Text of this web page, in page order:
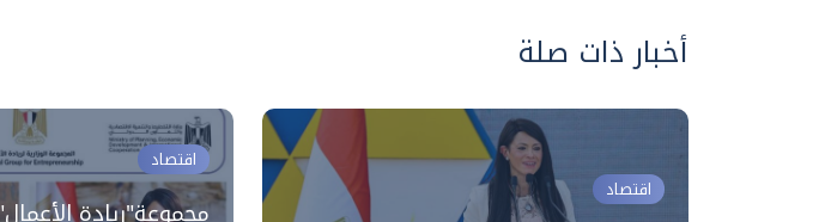
أخبار ذات صلة
اقتصاد
اقتصاد